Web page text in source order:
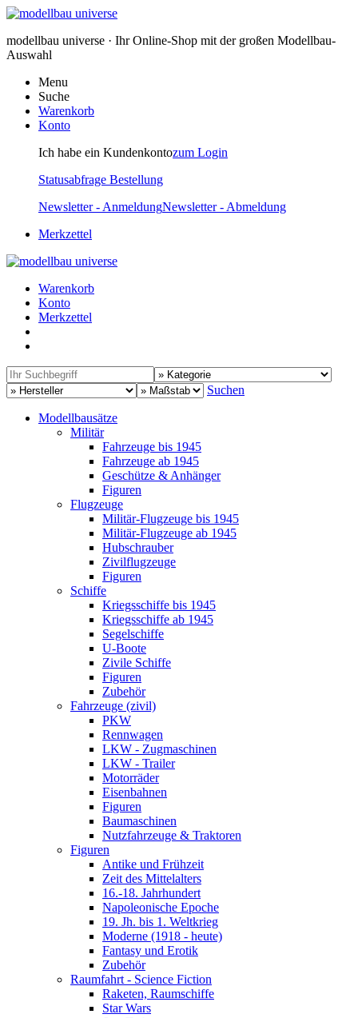
modellbau universe · Ihr Online-Shop mit der großen Modellbau-
Auswahl
Menu
Suche
Warenkorb
Konto
Ich habe ein Kundenkontozum Login
Statusabfrage Bestellung
Newsletter - AnmeldungNewsletter - Abmeldung
Merkzettel
Warenkorb
Konto
Merkzettel
Suchen
Modellbausätze
Militär
Fahrzeuge bis 1945
Fahrzeuge ab 1945
Geschütze & Anhänger
Figuren
Flugzeuge
Militär-Flugzeuge bis 1945
Militär-Flugzeuge ab 1945
Hubschrauber
Zivilflugzeuge
Figuren
Schiffe
Kriegsschiffe bis 1945
Kriegsschiffe ab 1945
Segelschiffe
U-Boote
Zivile Schiffe
Figuren
Zubehör
Fahrzeuge (zivil)
PKW
Rennwagen
LKW - Zugmaschinen
LKW - Trailer
Motorräder
Eisenbahnen
Figuren
Baumaschinen
Nutzfahrzeuge & Traktoren
Figuren
Antike und Frühzeit
Zeit des Mittelalters
16.-18. Jahrhundert
Napoleonische Epoche
19. Jh. bis 1. Weltkrieg
Moderne (1918 - heute)
Fantasy und Erotik
Zubehör
Raumfahrt - Science Fiction
Raketen, Raumschiffe
Star Wars